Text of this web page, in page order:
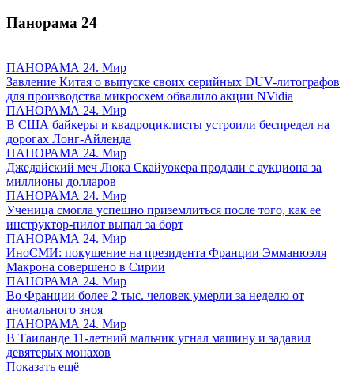
Панорама 24
ПАНОРАМА 24. Мир
Завление Китая о выпуске своих серийных DUV-литографов
для производства микросхем обвалило акции NVidia
ПАНОРАМА 24. Мир
В США байкеры и квадроциклисты устроили беспредел на
дорогах Лонг-Айленда
ПАНОРАМА 24. Мир
Джедайский меч Люка Скайуокера продали с аукциона за
миллионы долларов
ПАНОРАМА 24. Мир
Ученица смогла успешно приземлиться после того, как ее
инструктор-пилот выпал за борт
ПАНОРАМА 24. Мир
ИноСМИ: покушение на президента Франции Эмманюэля
Макрона совершено в Сирии
ПАНОРАМА 24. Мир
Во Франции более 2 тыс. человек умерли за неделю от
аномального зноя
ПАНОРАМА 24. Мир
В Таиланде 11-летний мальчик угнал машину и задавил
девятерых монахов
Показать ещё